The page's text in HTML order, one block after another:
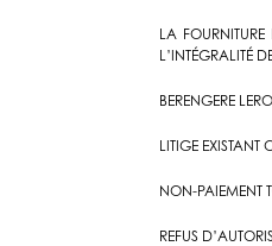
LA
L’INTÉGRALITÉ
BERENGERE
LITIGE EXISTANT
NON-PAIEMENT
REFUS